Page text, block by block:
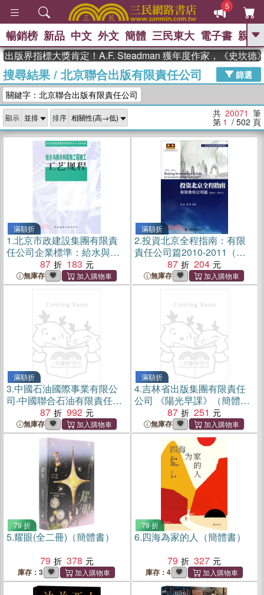
5
GO
熱搜： 東野圭吾 、 The Odyssey 、
父親節 、 如果歷史是一群喵 、 暑期
推薦 、
念華 、 台灣的李登輝時代 、 數學女
孩：黎曼猜想
偉大的迷走神經
暢銷榜 新品 中文 外文 簡體 三民東大 電子書 親子
標大獎肯定！A.F. Steadman 獲年度作家，《史坎德》系列
搜尋結果/ 北京聯合出版有限責任公司
篩選
關鍵字：北京聯合出版有限責任公司
顯示 排序 共 20071 筆
第 1 / 502 頁
滿額折
1.北京市政建設集團有限責
任公司企業標準：給水與排
水構築物工程施工工藝規程
（簡體書）
87 183
無庫存
滿額折
2.投資北京全程指南：有限
責任公司篇2010-2011（簡
87 204
無庫存
滿額折
3.中國石油國際事業有限公
司‧中國聯合石油有限責任公
司組織史資料（簡體書）
87 992
無庫存
滿額折
4.吉林省出版集團有限責任
公司 《陽光早課》（簡體
87 251
無庫存
79 折
5.耀眼(全二冊)（簡體書）
79
378
庫存：3
79 折
6.四海為家的人（簡體書）
79
327
庫存：4